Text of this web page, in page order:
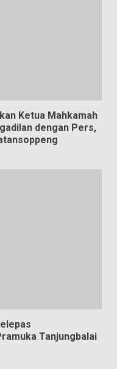
Ketua Mahkamah
dengan Pers,
Tanjungbalai